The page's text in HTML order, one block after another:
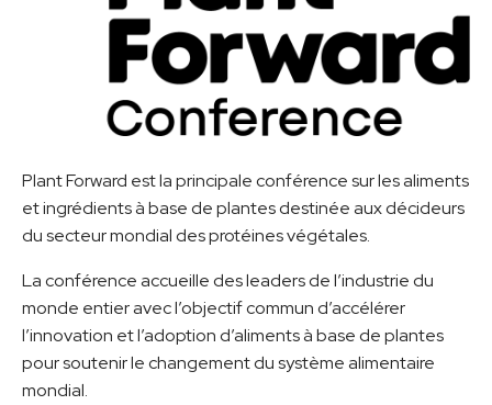
Plant Forward est la principale conférence sur les aliments
et ingrédients à base de plantes destinée aux décideurs
du secteur mondial des protéines végétales.
La conférence accueille des leaders de l’industrie du
monde entier avec l’objectif commun d’accélérer
l’innovation et l’adoption d’aliments à base de plantes
pour soutenir le changement du système alimentaire
mondial.